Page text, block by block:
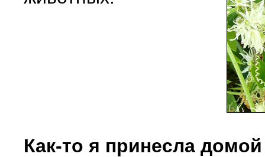
Как-то я принесла